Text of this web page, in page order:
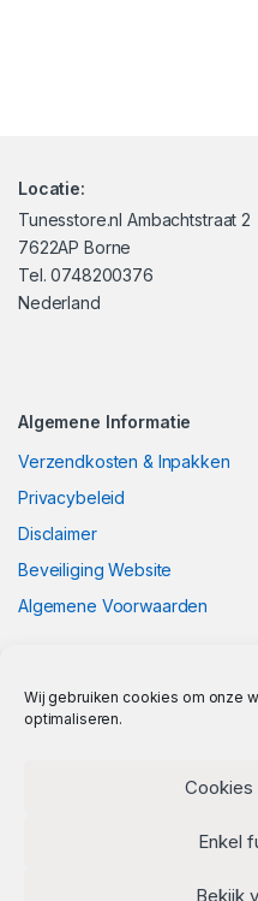
Wij gebruiken cookies om onze
optimaliseren.
Enkel
Bekijk
Locatie:
Tunesstore.nl Ambachtstraat 2
7622AP Borne
Tel. 0748200376
Nederland
Algemene Informatie
Verzendkosten & Inpakken
Privacybeleid
Disclaimer
Beveiliging Website
Algemene Voorwaarden